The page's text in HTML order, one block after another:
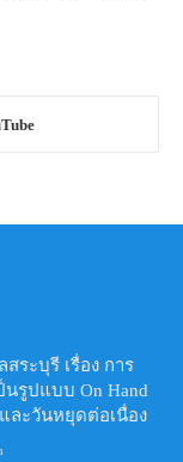
ระบุรี เรื่อง การ
นรูปแบบ On Hand
ละวันหยุดต่อเนื่อง